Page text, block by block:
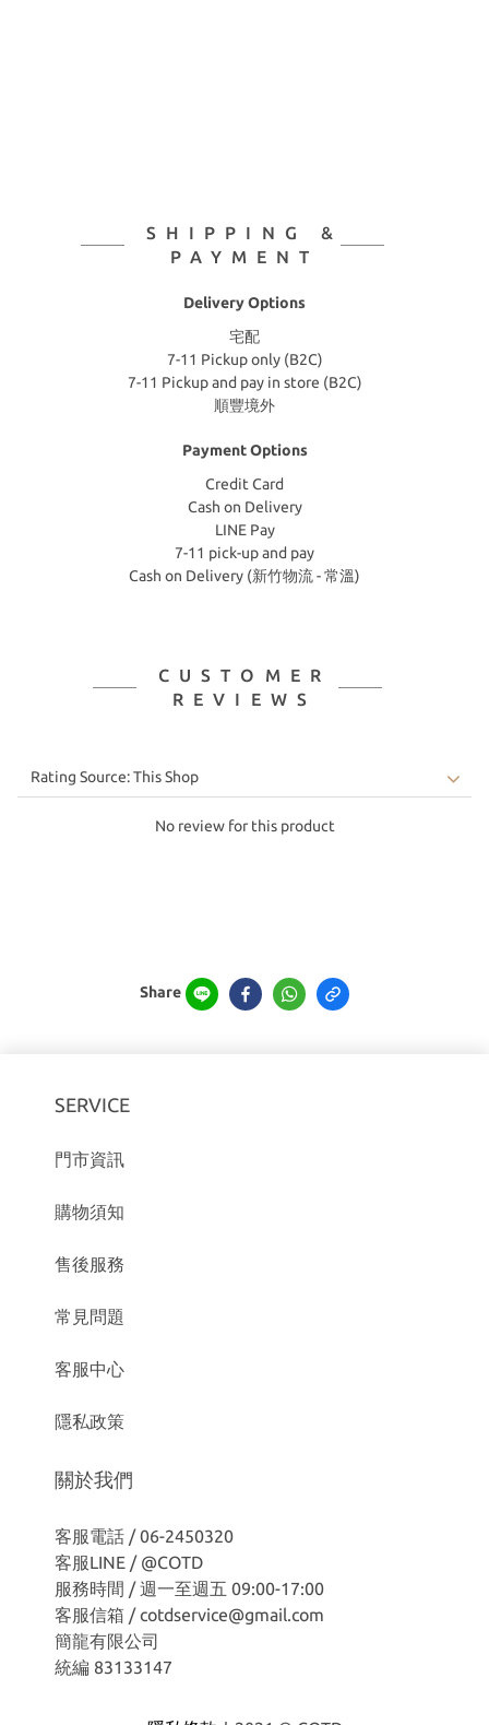
SHIPPING &
PAYMENT
Delivery Options
宅配
7-11 Pickup only (B2C)
7-11 Pickup and pay in store (B2C)
順豐境外
Payment Options
Credit Card
Cash on Delivery
LINE Pay
7-11 pick-up and pay
Cash on Delivery (新竹物流 - 常溫)
CUSTOMER
REVIEWS
No review for this product
Share
SERVICE
門市資訊
購物須知
售後服務
常見問題
客服中心
隱私政策
關於我們
客服電話 / 06-2450320
客服LINE /@COTD
服務時間 / 週一至週五 09:00-17:00
客服信箱 / cotdservice@gmail.com
簡龍有限公司
統編 83133147